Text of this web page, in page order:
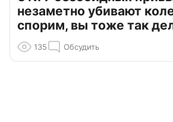
незаметно убивают
спорим, вы тоже так
135 Обсудить